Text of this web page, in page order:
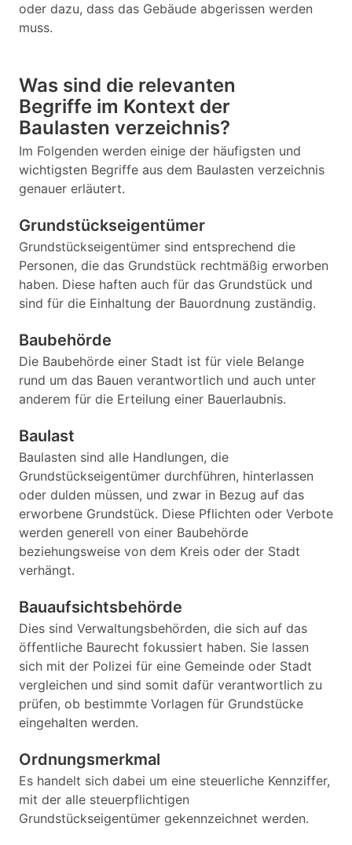
oder dazu, dass das Gebäude abgerissen werden
muss.
Was sind die relevanten
Begriffe im Kontext der
Baulasten verzeichnis?
Im Folgenden werden einige der häufigsten und
wichtigsten Begriffe aus dem Baulasten verzeichnis
genauer erläutert.
Grundstückseigentümer
Grundstückseigentümer sind entsprechend die
Personen, die das Grundstück rechtmäßig erworben
haben. Diese haften auch für das Grundstück und
sind für die Einhaltung der Bauordnung zuständig.
Baubehörde
Die Baubehörde einer Stadt ist für viele Belange
rund um das Bauen verantwortlich und auch unter
anderem für die Erteilung einer Bauerlaubnis.
Baulast
Baulasten sind alle Handlungen, die
Grundstückseigentümer durchführen, hinterlassen
oder dulden müssen, und zwar in Bezug auf das
erworbene Grundstück. Diese Pflichten oder Verbote
werden generell von einer Baubehörde
beziehungsweise von dem Kreis oder der Stadt
verhängt.
Bauaufsichtsbehörde
Dies sind Verwaltungsbehörden, die sich auf das
öffentliche Baurecht fokussiert haben. Sie lassen
sich mit der Polizei für eine Gemeinde oder Stadt
vergleichen und sind somit dafür verantwortlich zu
prüfen, ob bestimmte Vorlagen für Grundstücke
eingehalten werden.
Ordnungsmerkmal
Es handelt sich dabei um eine steuerliche Kennziffer,
mit der alle steuerpflichtigen
Grundstückseigentümer gekennzeichnet werden.